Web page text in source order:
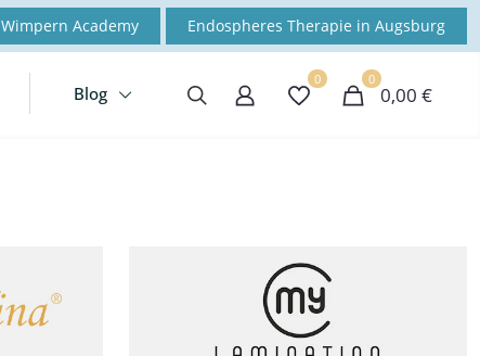
Wimpern Academy Endospheres Therapie in Augsburg
Blog
0 0
0,00 €